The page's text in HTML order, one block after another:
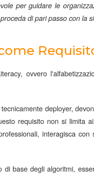
per guidare le
di pari passo con la
ovvero
deployer,
requisito non si limita
interagisca
base degli algoritmi,